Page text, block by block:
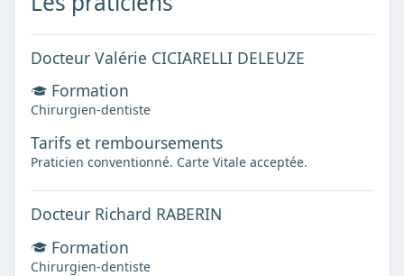
Docteur Valérie CICIARELLI DELEUZE
Formation
Chirurgien-dentiste
Tarifs et remboursements
Praticien conventionné. Carte Vitale acceptée.
Docteur Richard RABERIN
Formation
Chirurgien-dentiste